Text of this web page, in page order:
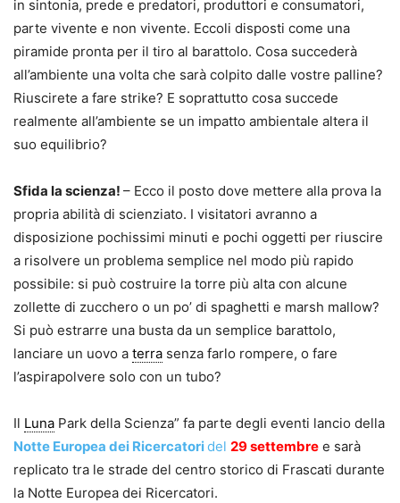
in sintonia, prede e predatori, produttori e consumatori,
parte vivente e non vivente. Eccoli disposti come una
piramide pronta per il tiro al barattolo. Cosa succederà
all’ambiente una volta che sarà colpito dalle vostre palline?
Riuscirete a fare strike? E soprattutto cosa succede
realmente all’ambiente se un impatto ambientale altera il
suo equilibrio?
Sfida la scienza! – Ecco il posto dove mettere alla prova la
propria abilità di scienziato. I visitatori avranno a
disposizione pochissimi minuti e pochi oggetti per riuscire
a risolvere un problema semplice nel modo più rapido
possibile: si può costruire la torre più alta con alcune
zollette di zucchero o un po’ di spaghetti e marsh mallow?
Si può estrarre una busta da un semplice barattolo,
lanciare un uovo a terra senza farlo rompere, o fare
l’aspirapolvere solo con un tubo?
Il Luna Park della Scienza” fa parte degli eventi lancio della
Notte Europea dei Ricercatoridel 29 settembre e sarà
replicato tra le strade del centro storico di Frascati durante
la Notte Europea dei Ricercatori.